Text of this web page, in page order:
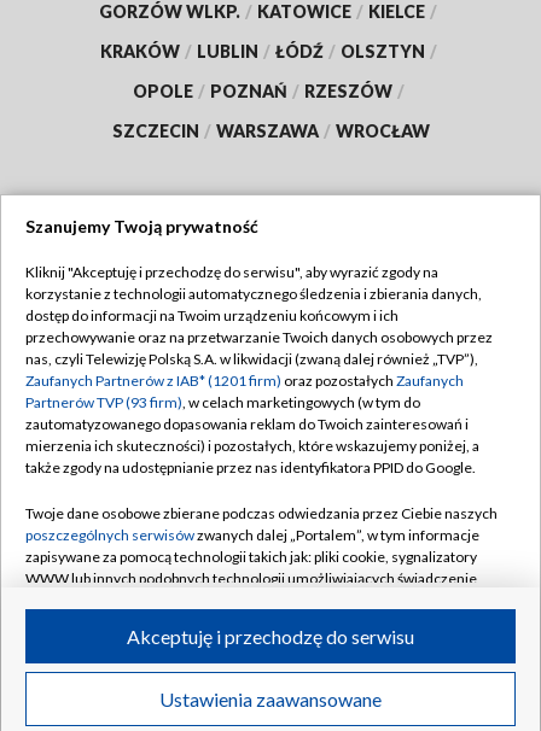
GORZÓW WLKP. / KATOWICE / KIELCE /
KRAKÓW / LUBLIN / ŁÓDŹ / OLSZTYN /
OPOLE / POZNAŃ / RZESZÓW /
SZCZECIN / WARSZAWA / WROCŁAW
TVP
Abonament TVP
Emisja w TVP
Centrum informacji TVP
Naziemna Telewizja Cyfrowa
Rada Programowa
System NOS
Informacje o nadawcy
Program dla prasy
Ogłoszenie przetargowe
Regulamin TVP
Polityka prywatności
Moje zgody
Pomoc
Kontakt
Kanały
©2026 Telewizja Polska S.A. w likwidacji
Szanujemy Twoją prywatność
Kliknij "Akceptuję i przechodzę do serwisu", aby wyrazić zgody na
korzystanie z technologii automatycznego śledzenia i zbierania danych,
dostęp do informacji na Twoim urządzeniu końcowym i ich
przechowywanie oraz na przetwarzanie Twoich danych osobowych przez
nas, czyli Telewizję Polską S.A. w likwidacji (zwaną dalej również „TVP”),
Zaufanych Partnerów z IAB* (1201 firm) oraz pozostałych Zaufanych
Partnerów TVP (93 firm), w celach marketingowych (w tym do
zautomatyzowanego dopasowania reklam do Twoich zainteresowań i
mierzenia ich skuteczności) i pozostałych, które wskazujemy poniżej, a
także zgody na udostępnianie przez nas identyfikatora PPID do Google.
Twoje dane osobowe zbierane podczas odwiedzania przez Ciebie naszych
poszczególnych serwisówzwanych dalej „Portalem”, w tym informacje
zapisywane za pomocą technologii takich jak: pliki cookie, sygnalizatory
WWW lub innych podobnych technologii umożliwiających świadczenie
ruchu w Internecie.
Twoje dane osobowe zbierane podczas odwiedzania przez Ciebie
poszczególnych serwisówna Portalu, takie jak adresy IP, identyfikatory
Ustawienia zaawansowane
Akceptuję i przechodzę do serwisu